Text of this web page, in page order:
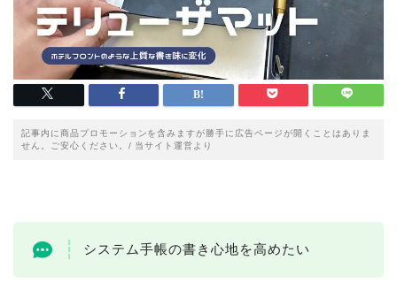
記事内に商品プロモーションを含みますが勝手に広告ページが開くことはありま
せん。ご安心ください。/ 当サイト運営より
システム手帳の書き心地を高めたい